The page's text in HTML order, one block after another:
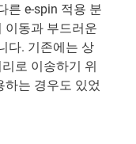
른 e-spin 적용 분
이동과 부드러운
다. 기존에는 상
로 이송하기 위
하는 경우도 있었